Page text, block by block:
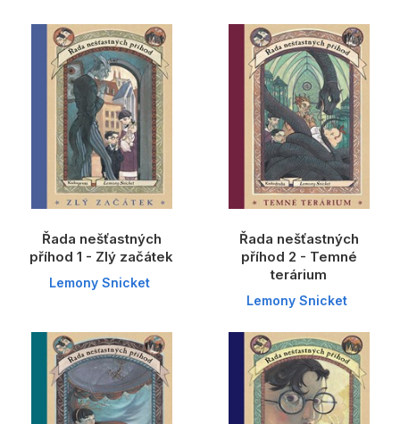
Poezie
Populárně - naučná pro dospělé
Populárně - naučné pro děti
Předškoláci
Příroda a zahrada
Společnost, politika
Umění a kultura
Výchova a pedagogika
Zdraví a životní styl
Všechny kategorie
Řada nešťastných
příhod 1 - Zlý začátek
Lemony Snicket
Řada nešťastných
příhod 2 - Temné
terárium
Lemony Snicket